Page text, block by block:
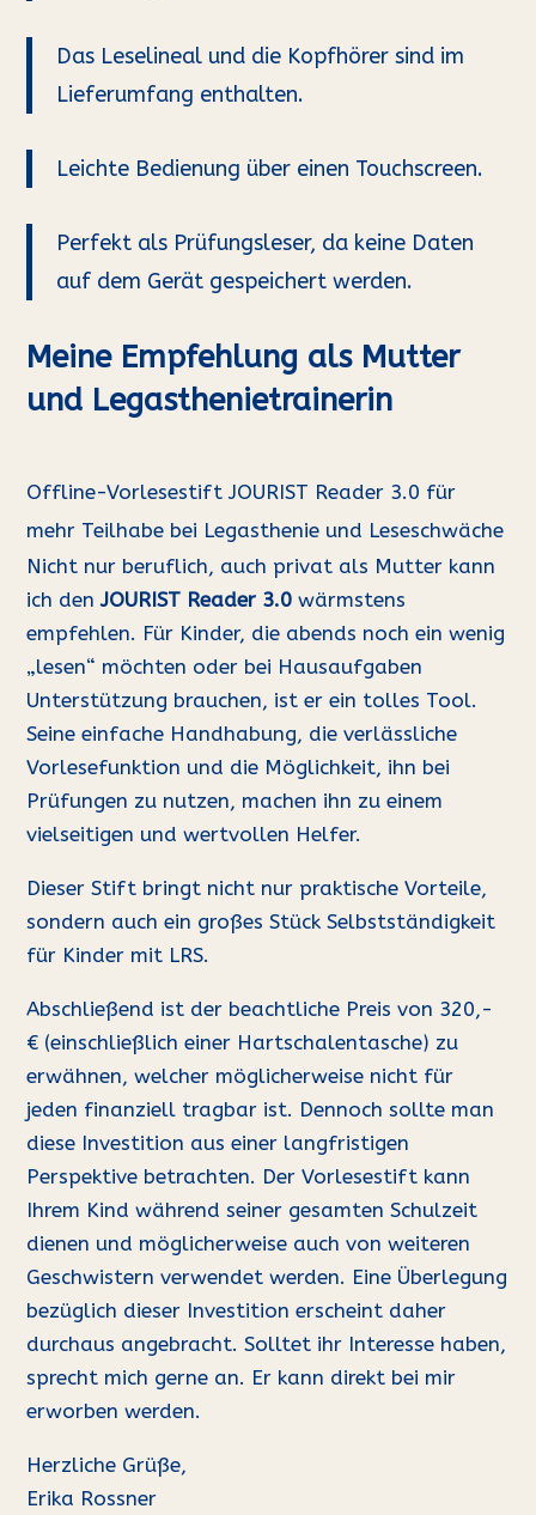
Das Leselineal und die Kopfhörer sind im
Lieferumfang enthalten.
Leichte Bedienung über einen Touchscreen.
Perfekt als Prüfungsleser, da keine Daten
auf dem Gerät gespeichert werden.
Meine Empfehlung als Mutter
und Legasthenietrainerin
Offline-Vorlesestift JOURIST Reader 3.0 für
mehr Teilhabe bei Legasthenie und Leseschwäche
Nicht nur beruflich, auch privat als Mutter kann
ich denJOURIST Reader 3.0 wärmstens
empfehlen. Für Kinder, die abends noch ein wenig
„lesen“ möchten oder bei Hausaufgaben
Unterstützung brauchen, ist er ein tolles Tool.
Seine einfache Handhabung, die verlässliche
Vorlesefunktion und die Möglichkeit, ihn bei
Prüfungen zu nutzen, machen ihn zu einem
vielseitigen und wertvollen Helfer.
Dieser Stift bringt nicht nur praktische Vorteile,
sondern auch ein großes Stück Selbstständigkeit
für Kinder mit LRS.
Abschließend ist der beachtliche Preis von 320,-
€ (einschließlich einer Hartschalentasche) zu
erwähnen, welcher möglicherweise nicht für
jeden finanziell tragbar ist. Dennoch sollte man
diese Investition aus einer langfristigen
Perspektive betrachten. Der Vorlesestift kann
Ihrem Kind während seiner gesamten Schulzeit
dienen und möglicherweise auch von weiteren
Geschwistern verwendet werden. Eine Überlegung
bezüglich dieser Investition erscheint daher
durchaus angebracht. Solltet ihr Interesse haben,
sprecht mich gerne an. Er kann direkt bei mir
erworben werden.
Herzliche Grüße,
Erika Rossner